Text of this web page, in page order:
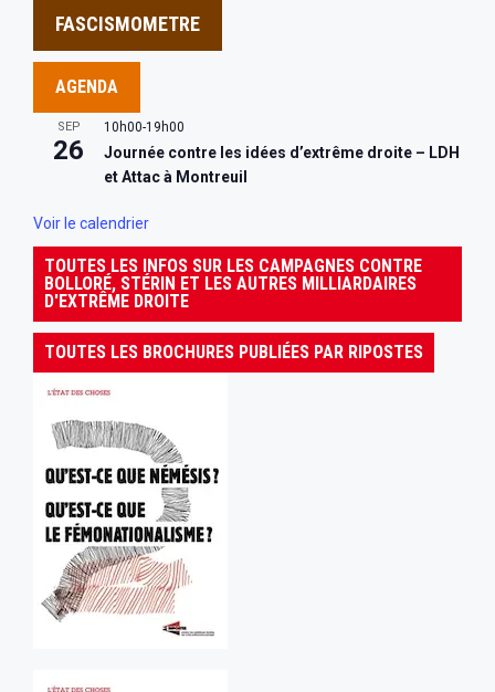
FASCISMOMETRE
AGENDA
SEP
26
10h00-19h00
Journée contre les idées d’extrême droite – LDH
et Attac à Montreuil
Voir le calendrier
TOUTES LES INFOS SUR LES CAMPAGNES CONTRE
BOLLORÉ, STÉRIN ET LES AUTRES MILLIARDAIRES
D'EXTRÊME DROITE
TOUTES LES BROCHURES PUBLIÉES PAR RIPOSTES